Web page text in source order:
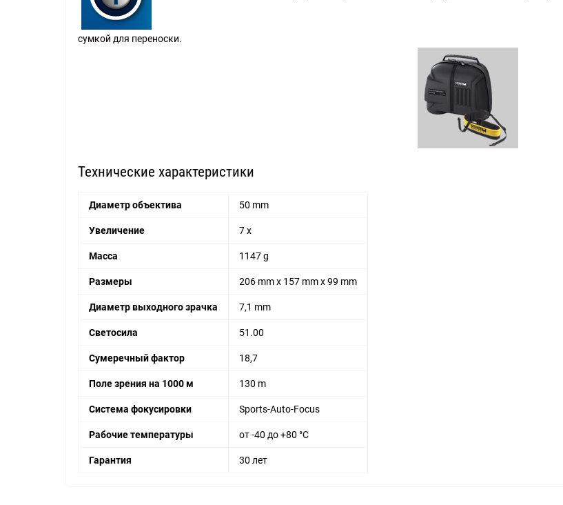
сумкой для переноски.
Технические характеристики
Диаметр объектива 50 mm
Увеличение 7 x
Масса 1147 g
Размеры 206 mm х 157 mm х 99 mm
Диаметр выходного зрачка 7,1 mm
Светосила 51.00
Сумеречный фактор 18,7
Поле зрения на 1000 м 130 m
Система фокусировки Sports-Auto-Focus
Рабочие температуры от -40 до +80 °C
Гарантия 30 лет